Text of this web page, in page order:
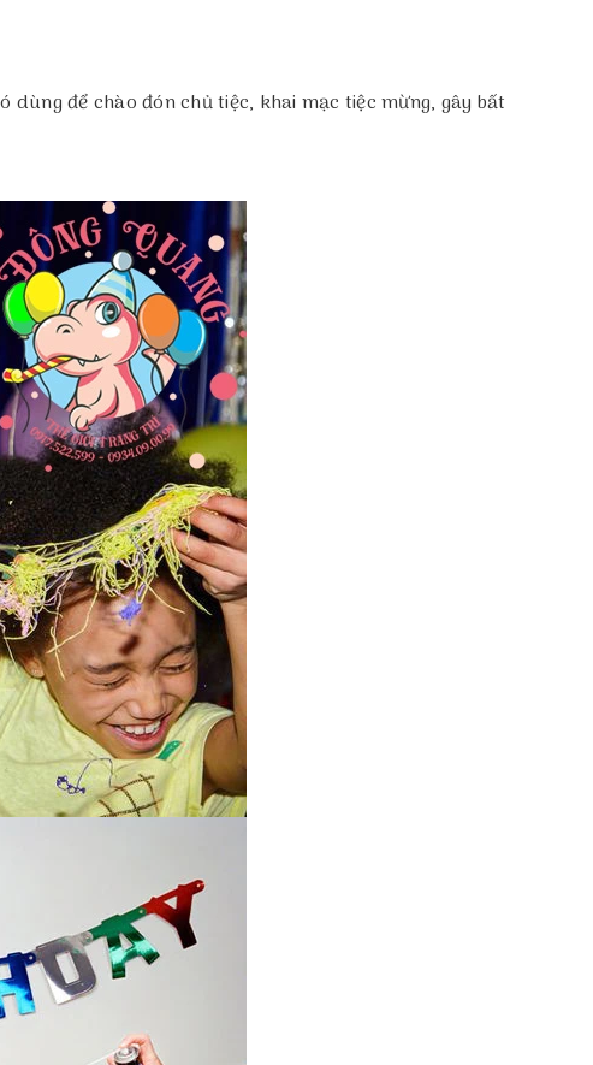
để chào đón chủ tiệc, khai mạc tiệc mừng, gây bất